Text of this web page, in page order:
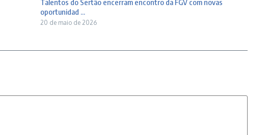
Talentos do Sertão encerram encontro da FGV com novas
oportunidad ...
20 de maio de 2026